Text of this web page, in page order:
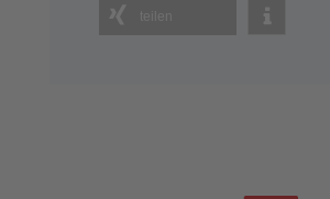
teilen